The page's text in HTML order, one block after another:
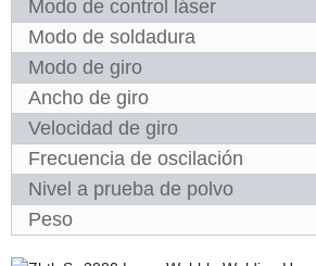
Modo de control láser
Modo de soldadura
Modo de giro
Ancho de giro
Velocidad de giro
Frecuencia de oscilación
Nivel a prueba de polvo
Peso